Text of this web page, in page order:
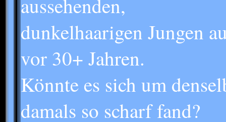
aussehenden,
dunkelhaarigen Jungen
vor 30+ Jahren.
Könnte es sich um
damals so scharf fand?